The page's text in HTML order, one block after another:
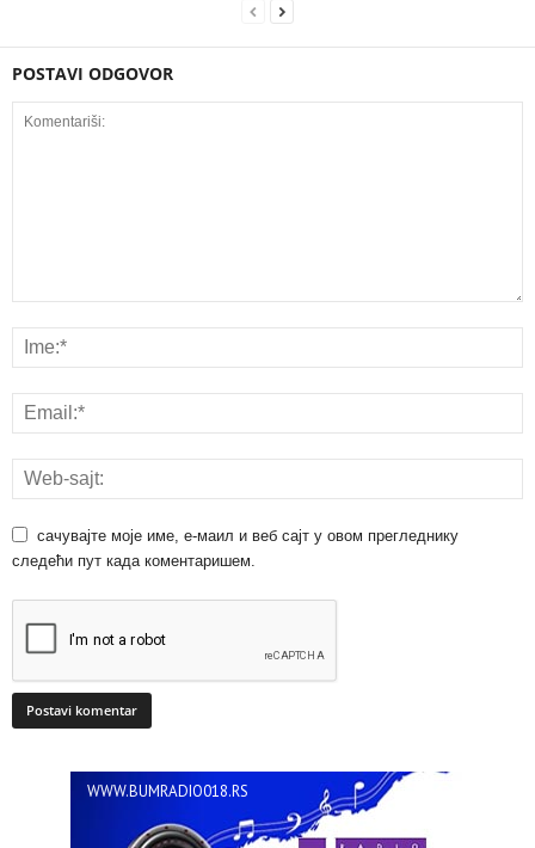
POSTAVI ODGOVOR
сачувајте моје име, е-маил и веб сајт у овом прегледнику
следећи пут када коментаришем.
WWW.BUMRADIO018.RS